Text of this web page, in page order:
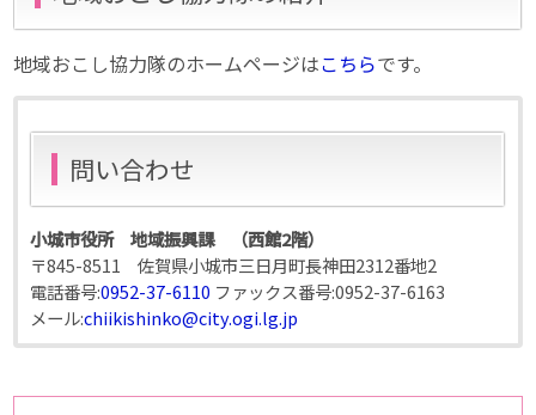
地域おこし協力隊のホームページはこちらです。
問い合わせ
小城市役所 地域振興課 （西館2階）
〒845-8511 佐賀県小城市三日月町長神田2312番地2
電話番号:0952-37-6110 ファックス番号:0952-37-6163
メール:chiikishinko@city.ogi.lg.jp